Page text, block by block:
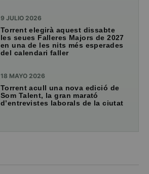
9 JULIO 2026
Torrent elegirà aquest dissabte
les seues Falleres Majors de 2027
en una de les nits més esperades
del calendari faller
18 MAYO 2026
Torrent acull una nova edició de
Som Talent, la gran marató
d’entrevistes laborals de la ciutat